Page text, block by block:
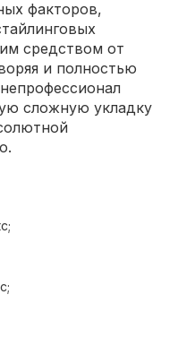
факторов,
средством от
и полностью
сложную укладку